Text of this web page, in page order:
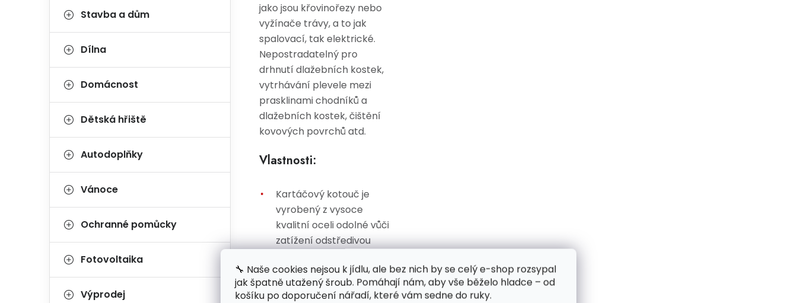
🔧 Naše cookies nejsou k jídlu, ale bez nich by se celý e-shop rozsypal
jak špatně utažený šroub. Pomáhají nám, aby vše běželo hladce – od
košíku po doporučení nářadí, které vám sedne do ruky.
Stavba a dům
Dílna
Domácnost
Dětská hřiště
Autodoplňky
Vánoce
Ochranné pomůcky
Fotovoltaika
Výprodej
jako jsou křovinořezy nebo
vyžínače trávy, a to jak
spalovací, tak elektrické.
Nepostradatelný pro
drhnutí dlažebních kostek,
vytrhávání plevele mezi
prasklinami chodníků a
dlažebních kostek, čištění
kovových povrchů atd.
Vlastnosti:
Kartáčový kotouč je
vyrobený z vysoce
kvalitní oceli odolné vůči
zatížení odstředivou
rychlost až 10 000/min.
Zapletený drát s hustou